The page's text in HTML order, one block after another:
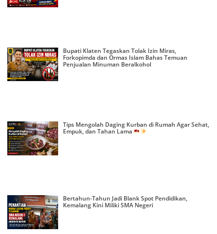
Bupati Klaten Tegaskan Tolak Izin Miras,
Forkopimda dan Ormas Islam Bahas Temuan
Penjualan Minuman Beralkohol
Tips Mengolah Daging Kurban di Rumah Agar Sehat,
Empuk, dan Tahan Lama
Bertahun-Tahun Jadi Blank Spot Pendidikan,
Kemalang Kini Miliki SMA Negeri